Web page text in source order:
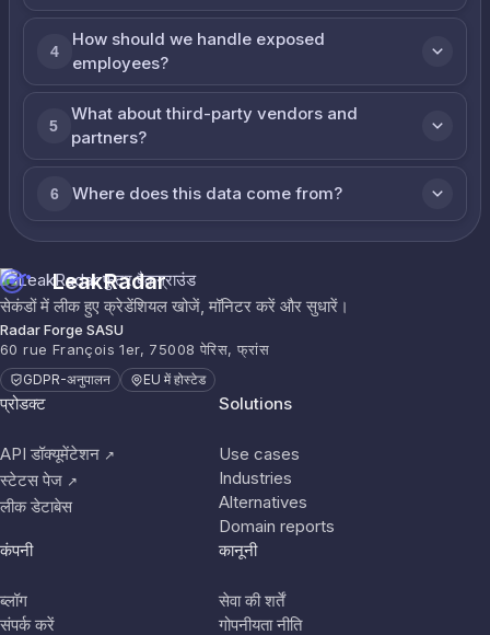
4
How should we handle exposed
employees?
5
What about third-party vendors and
partners?
6 Where does this data come from?
LeakRadar
सेकंडों में लीक हुए क्रेडेंशियल खोजें, मॉनिटर करें और सुधारें।
Radar Forge SASU
60 rue François 1er, 75008 पेरिस, फ्रांस
GDPR-अनुपालन EU में होस्टेड
प्रोडक्ट
API डॉक्यूमेंटेशन ↗
स्टेटस पेज ↗
लीक डेटाबेस
Solutions
Use cases
Industries
Alternatives
Domain reports
कंपनी
ब्लॉग
संपर्क करें
कानूनी
सेवा की शर्तें
गोपनीयता नीति